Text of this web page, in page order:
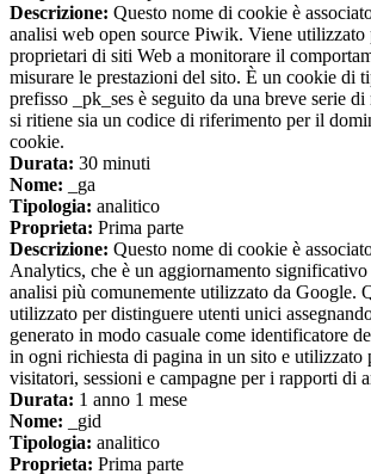
Descrizione: Questo nome di cookie è
analisi web open source Piwik. Viene utilizzato
proprietari di siti Web a monitorare il
misurare le prestazioni del sito. È un cookie di
prefisso _pk_ses è seguito da una breve serie
si ritiene sia un codice di riferimento per il
cookie.
Durata: 30 minuti
Nome: _ga
Tipologia: analitico
Proprieta: Prima parte
Descrizione: Questo nome di cookie è
Analytics, che è un aggiornamento
analisi più comunemente utilizzato da Google.
utilizzato per distinguere utenti unici
generato in modo casuale come identificatore
in ogni richiesta di pagina in un sito e utilizzato
visitatori, sessioni e campagne per i rapporti di
Durata: 1 anno 1 mese
Nome: _gid
Tipologia: analitico
Proprieta: Prima parte